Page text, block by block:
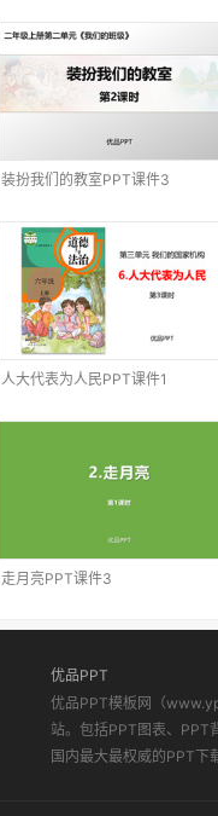
装扮我们的教室PPT课件3
人大代表为人民PPT课件1
走月亮PPT课件3
优品PPT
优品PPT模板网（
站。包括PPT图表、PPT
国内最大最权威的PPT下